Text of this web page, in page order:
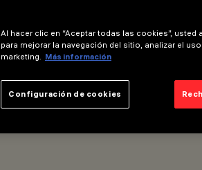
Al hacer clic en “Aceptar todas las cookies”,
para mejorar la navegación del sitio, analizar el
marketing. Más información
Configuración de cookies